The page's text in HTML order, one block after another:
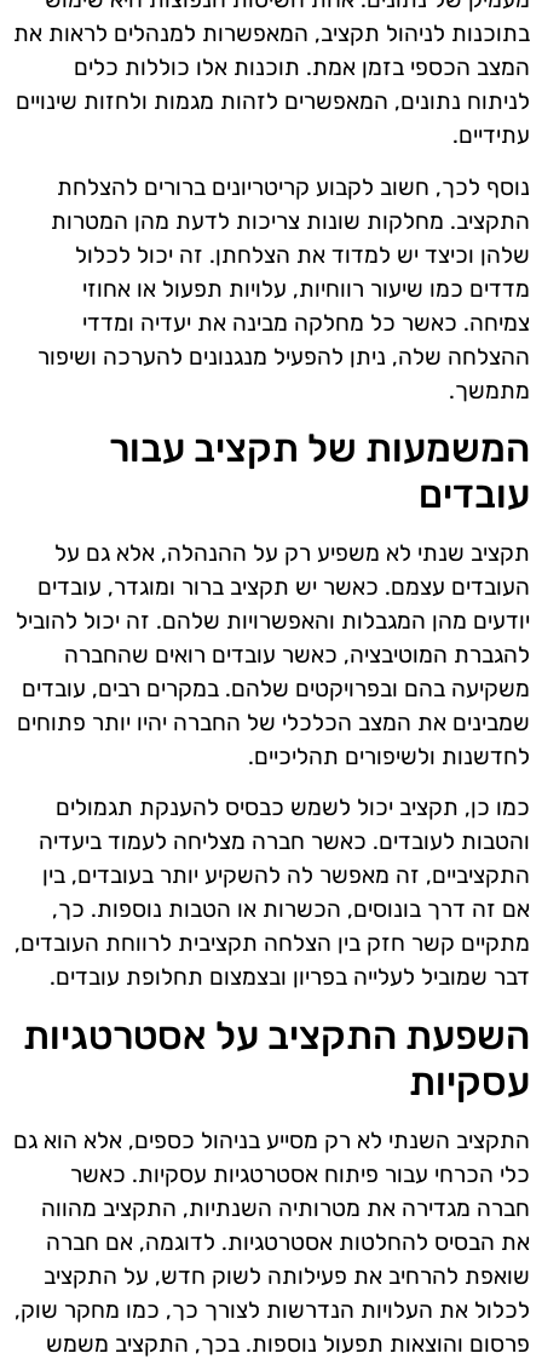
בתוכנות לניהול תקציב, המאפשרות למנהלים לראות את
המצב הכספי בזמן אמת. תוכנות אלו כוללות כלים
לניתוח נתונים, המאפשרים לזהות מגמות ולחזות שינויים
עתידיים.
נוסף לכך, חשוב לקבוע קריטריונים ברורים להצלחת
התקציב. מחלקות שונות צריכות לדעת מהן המטרות
שלהן וכיצד יש למדוד את הצלחתן. זה יכול לכלול
מדדים כמו שיעור רווחיות, עלויות תפעול או אחוזי
צמיחה. כאשר כל מחלקה מבינה את יעדיה ומדדי
ההצלחה שלה, ניתן להפעיל מנגנונים להערכה ושיפור
מתמשך.
המשמעות של תקציב עבור
עובדים
תקציב שנתי לא משפיע רק על ההנהלה, אלא גם על
העובדים עצמם. כאשר יש תקציב ברור ומוגדר, עובדים
יודעים מהן המגבלות והאפשרויות שלהם. זה יכול להוביל
להגברת המוטיבציה, כאשר עובדים רואים שהחברה
משקיעה בהם ובפרויקטים שלהם. במקרים רבים, עובדים
שמבינים את המצב הכלכלי של החברה יהיו יותר פתוחים
לחדשנות ולשיפורים תהליכיים.
כמו כן, תקציב יכול לשמש כבסיס להענקת תגמולים
והטבות לעובדים. כאשר חברה מצליחה לעמוד ביעדיה
התקציביים, זה מאפשר לה להשקיע יותר בעובדים, בין
אם זה דרך בונוסים, הכשרות או הטבות נוספות. כך,
מתקיים קשר חזק בין הצלחה תקציבית לרווחת העובדים,
דבר שמוביל לעלייה בפריון ובצמצום תחלופת עובדים.
השפעת התקציב על אסטרטגיות
עסקיות
התקציב השנתי לא רק מסייע בניהול כספים, אלא הוא גם
כלי הכרחי עבור פיתוח אסטרטגיות עסקיות. כאשר
חברה מגדירה את מטרותיה השנתיות, התקציב מהווה
את הבסיס להחלטות אסטרטגיות. לדוגמה, אם חברה
שואפת להרחיב את פעילותה לשוק חדש, על התקציב
לכלול את העלויות הנדרשות לצורך כך, כמו מחקר שוק,
פרסום והוצאות תפעול נוספות. בכך, התקציב משמש